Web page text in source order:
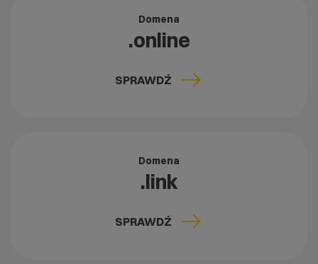
Domena
.online
SPRAWDŹ
Domena
.link
SPRAWDŹ